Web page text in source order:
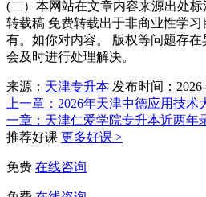
(二）本网站在文章内容来源出处
转载稿 免费转载出于非商业性学
有。如你对内容。 版权等问题存
会及时进行处理解决。
来源： 天津专升本 发布时间：
上一章： 2026年天津中德应用技术
一章： 天津仁爱学院专升本近两年
推荐好课 更多好课 >
免费 在线咨询